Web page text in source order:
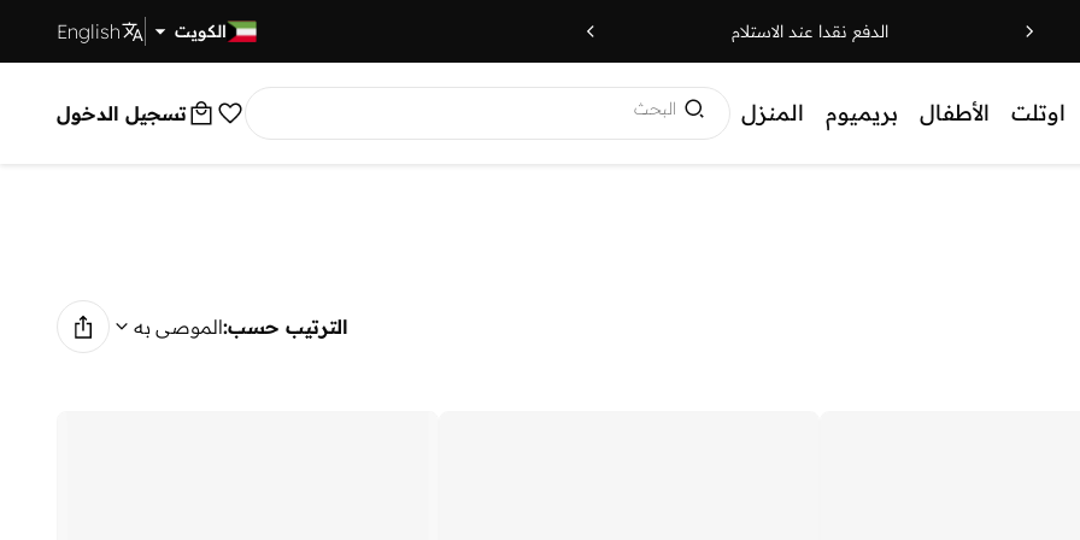
الدفع نقدا عند الاستلام الكويت English
اوتلت الأطفال بريميوم المنزل البحث تسجيل الدخول
الترتيب حسب:الموصى به